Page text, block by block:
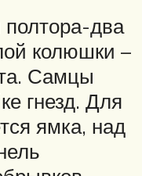
полтора-два
колюшки –
Самцы
гнезд. Для
ямка, над